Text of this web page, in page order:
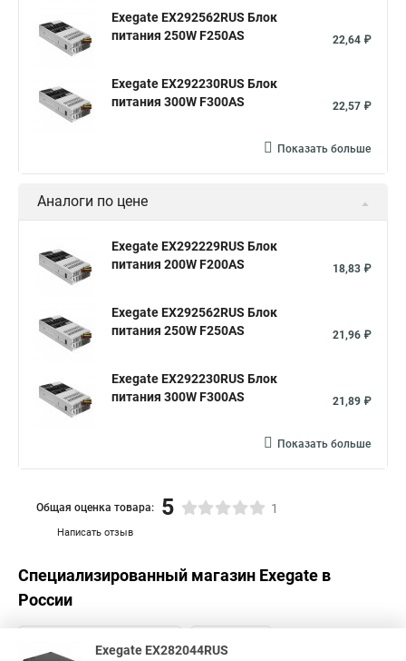
Exegate EX292562RUS Блок
питания 250W F250AS
22,64 ₽
Exegate EX292230RUS Блок
питания 300W F300AS
22,57 ₽
Показать больше
Аналоги по цене
Exegate EX292229RUS Блок
питания 200W F200AS
18,83 ₽
Exegate EX292562RUS Блок
питания 250W F250AS
21,96 ₽
Exegate EX292230RUS Блок
питания 300W F300AS
21,89 ₽
Показать больше
Написать отзыв
Общая оценка товара: 5 1
Специализированный магазин Exegate в
России
Exegate EX282044RUS